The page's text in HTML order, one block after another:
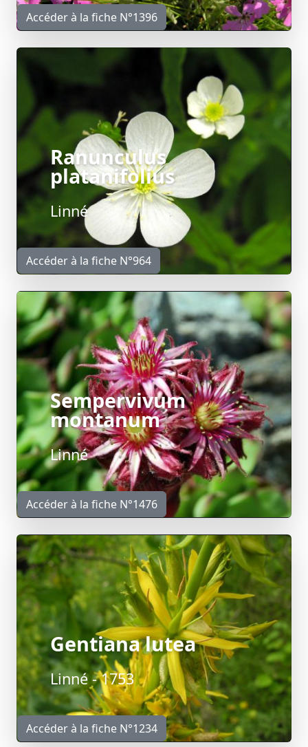
Accéder à la fiche N°1396
Ranunculus
platanifolius
Linné
Accéder à la fiche N°964
Sempervivum
montanum
Linné
Accéder à la fiche N°1476
Gentiana lutea
Linné - 1753
Accéder à la fiche N°1234